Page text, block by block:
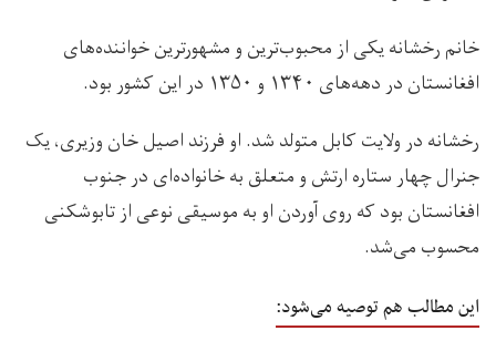
خانم رخشانه یکی از محبوب‌ترین و مشهورترین خواننده‌های
افغانستان در دهه‌های ۱۳۴۰ و ۱۳۵۰ در این کشور بود.
رخشانه در ولایت کابل متولد شد. او فرزند اصیل خان وزیری، یک
جنرال چهار ستاره ارتش و متعلق به خانواده‌ای در جنوب
افغانستان بود که روی آوردن او به موسیقی نوعی از تابوشکنی
محسوب می‌شد.
این مطالب هم توصیه می‌شود: